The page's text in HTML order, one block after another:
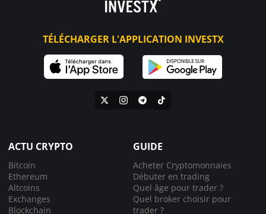
TÉLÉCHARGER L'APPLICATION INVESTX
ACTU CRYPTO
Bitcoin
Ethereum
Altcoins
Exchanges
Blockchain
GUIDE
Acheter Cryptomonnaies
Débuter en trading
Quel âge pour trader ?
Quel broker choisir pour
trader ?